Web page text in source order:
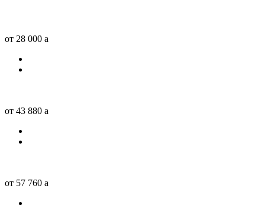
от 28 000 a
от 43 880 a
от 57 760 a